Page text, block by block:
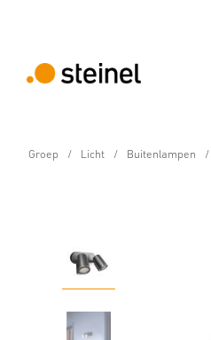
Groep Licht Buitenlampen
Eigenschappen